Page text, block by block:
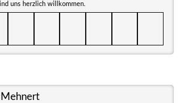
uns herzlich willkommen.
Mehnert